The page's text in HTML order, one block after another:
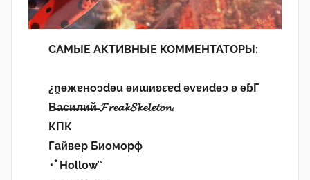
САМЫЕ АКТИВНЫЕ КОММЕНТАТОРЫ:
¿n̯ǝжɐноɔdǝu ǝиɯиʚεɐd ǝvɐиdǝɔ ʚ ǝɓГ
В̶а̶с̶и̶л̶и̶й̶ 𝓕𝓻𝓮𝓪𝓴𝓢𝓴𝓮𝓵𝓮𝓽𝓸𝓷.
КПК
Гайвер Биоморф
･ﾟHollow’°